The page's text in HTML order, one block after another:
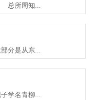
总所周知...
分是从东...
学名青柳...